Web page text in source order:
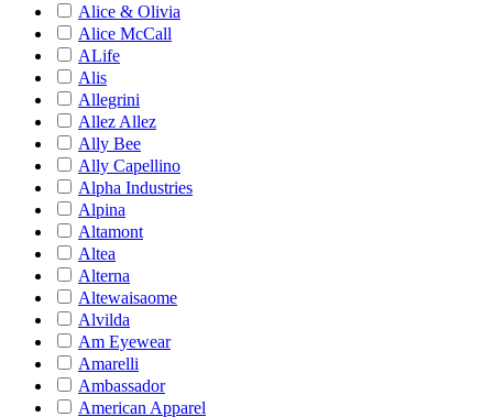
Alice & Olivia
Alice McCall
ALife
Alis
Allegrini
Allez Allez
Ally Bee
Ally Capellino
Alpha Industries
Alpina
Altamont
Altea
Alterna
Altewaisaome
Alvilda
Am Eyewear
Amarelli
Ambassador
American Apparel